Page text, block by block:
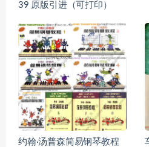
39 原版引进（可打印）
约翰·汤普森简易钢琴教程